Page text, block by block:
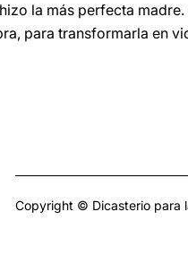
la más perfecta
para transformarla en
Copyright © Dicasterio para